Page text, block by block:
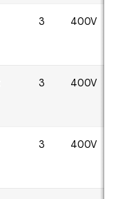
3 400V
3 400V
3 400V